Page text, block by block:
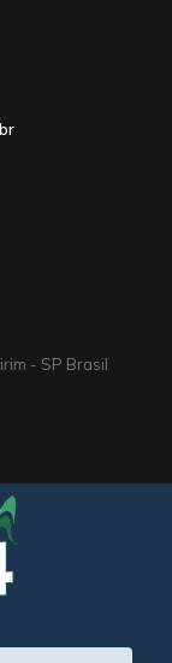
- SP Brasil